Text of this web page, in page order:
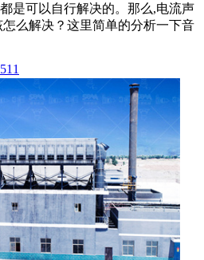
是可以自行解决的。那么,电流声
么解决？这里简单的分析一下音